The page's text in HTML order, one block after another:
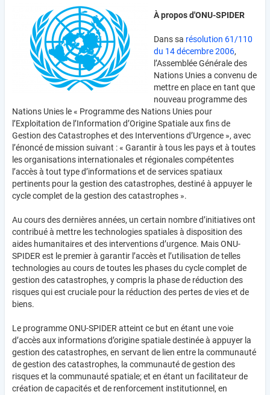
À propos d'ONU-SPIDER
Dans sa résolution 61/110
du 14 décembre 2006,
l’Assemblée Générale des
Nations Unies a convenu de
mettre en place en tant que
nouveau programme des
Nations Unies le « Programme des Nations Unies pour
l’Exploitation de l’Information d’Origine Spatiale aux fins de
Gestion des Catastrophes et des Interventions d’Urgence », avec
l’énoncé de mission suivant : « Garantir à tous les pays et à toutes
les organisations internationales et régionales compétentes
l’accès à tout type d’informations et de services spatiaux
pertinents pour la gestion des catastrophes, destiné à appuyer le
cycle complet de la gestion des catastrophes ».
Au cours des dernières années, un certain nombre d’initiatives ont
contribué à mettre les technologies spatiales à disposition des
aides humanitaires et des interventions d’urgence. Mais ONU-
SPIDER est le premier à garantir l’accès et l’utilisation de telles
technologies au cours de toutes les phases du cycle complet de
gestion des catastrophes, y compris la phase de réduction des
risques qui est cruciale pour la réduction des pertes de vies et de
biens.
Le programme ONU-SPIDER atteint ce but en étant une voie
d’accès aux informations d’origine spatiale destinée à appuyer la
gestion des catastrophes, en servant de lien entre la communauté
de gestion des catastrophes, la communauté de gestion des
risques et la communauté spatiale; et en étant un facilitateur de
création de capacités et de renforcement institutionnel, en